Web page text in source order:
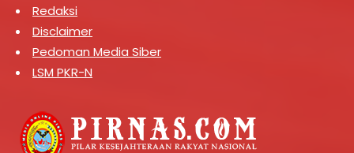
Redaksi
Disclaimer
Pedoman Media Siber
LSM PKR-N